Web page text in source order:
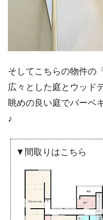
そしてこちらの物件の
広々とした庭とウッド
眺めの良い庭でバーベ
♪
▼間取りはこちら